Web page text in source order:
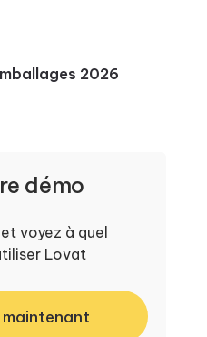
2026
démo
voyez à quel
Lovat
maintenant